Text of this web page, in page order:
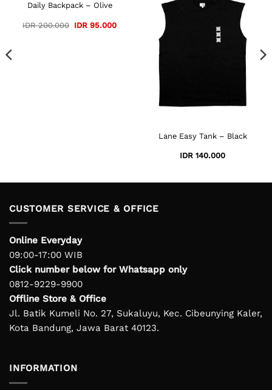
Daily Backpack – Olive
IDR200.000 Original
IDR95.000Current
IDR 95.000.
Lane Easy Tank – Black
IDR 140.000
CUSTOMER SERVICE & OFFICE
Online Everyday
09:00-17:00 WIB
Click number below for Whatsapp only
0812-9229-9900
Offline Store & Office
Jl. Batik Kumeli No. 27, Sukaluyu, Kec. Cibeunying Kaler,
Kota Bandung, Jawa Barat 40123.
INFORMATION